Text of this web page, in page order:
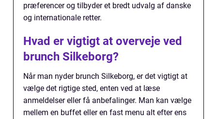
præferencer og tilbyder et bredt udvalg af danske
og internationale retter.
Hvad er vigtigt at overveje ved
brunch Silkeborg?
Når man nyder brunch Silkeborg, er det vigtigt at
vælge det rigtige sted, enten ved at læse
anmeldelser eller få anbefalinger. Man kan vælge
mellem en buffet eller en fast menu alt efter ens